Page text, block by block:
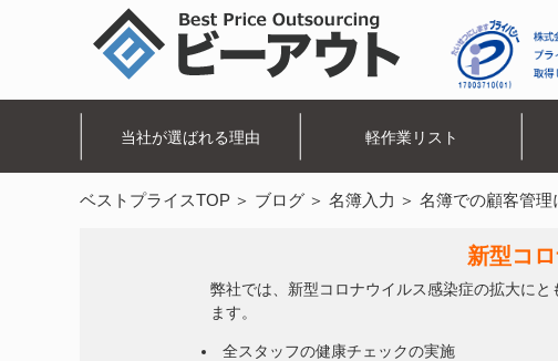
当社が選ばれる理由 軽作業リスト
ベストプライスTOP ブログ 名簿入力 名簿での顧客管理
新型コ
弊社では、新型コロナウイルス感染症の拡大に
ます。
全スタッフの健康チェックの実施